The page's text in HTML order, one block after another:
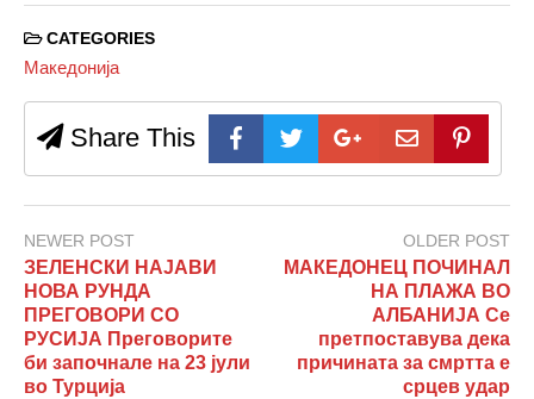
CATEGORIES
Македонија
Share This
NEWER POST
ЗЕЛЕНСКИ НАЈАВИ
НОВА РУНДА
ПРЕГОВОРИ СО
РУСИЈА Преговорите
би започнале на 23 јули
во Турција
OLDER POST
МАКЕДОНЕЦ ПОЧИНАЛ
НА ПЛАЖА ВО
АЛБАНИЈА Се
претпоставува дека
причината за смртта е
срцев удар